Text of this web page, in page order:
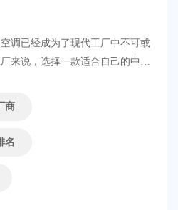
调已经成为了现代工厂中不可或
来说，选择一款适合自己的中央
适合小型工厂的中央空调设
商
名